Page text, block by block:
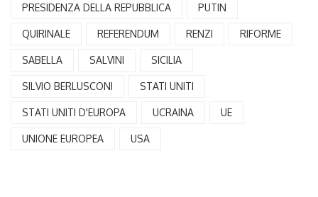
PRESIDENZA DELLA REPUBBLICA PUTIN
QUIRINALE REFERENDUM RENZI RIFORME
SABELLA SALVINI SICILIA
SILVIO BERLUSCONI STATI UNITI
STATI UNITI D'EUROPA UCRAINA UE
UNIONE EUROPEA USA